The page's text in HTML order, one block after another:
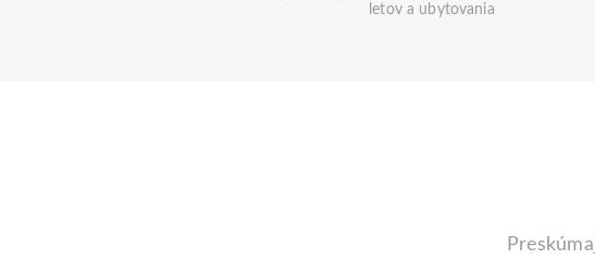
letov a ubytovania